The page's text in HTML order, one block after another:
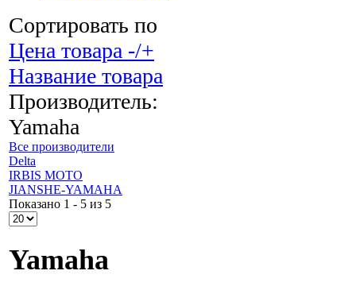
Сортировать по
Цена товара -/+
Название товара
Производитель:
Yamaha
Все производители
Delta
IRBIS MOTO
JIANSHE-YAMAHA
Показано 1 - 5 из 5
Yamaha